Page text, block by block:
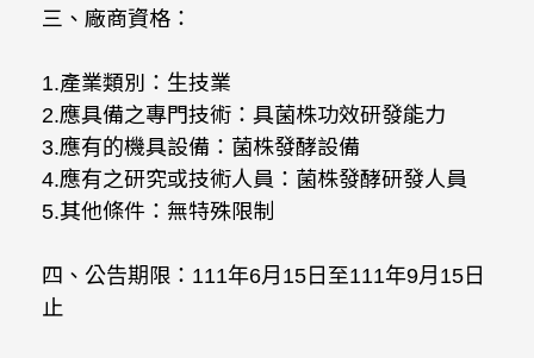
三、廠商資格：
1.產業類別：生技業
2.應具備之專門技術：具菌株功效研發能力
3.應有的機具設備：菌株發酵設備
4.應有之研究或技術人員：菌株發酵研發人員
5.其他條件：無特殊限制
四、公告期限：111年6月15日至111年9月15日
止